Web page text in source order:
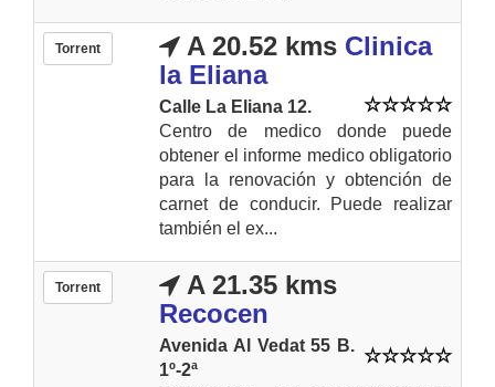
Torrent A 20.52 kms Clinica
la Eliana
Calle La Eliana 12.
Centro de medico donde puede
obtener el informe medico obligatorio
para la renovación y obtención de
carnet de conducir. Puede realizar
también el ex...
Torrent
A 21.35 kms
Recocen
Avenida Al Vedat 55 B.
1º-2ª